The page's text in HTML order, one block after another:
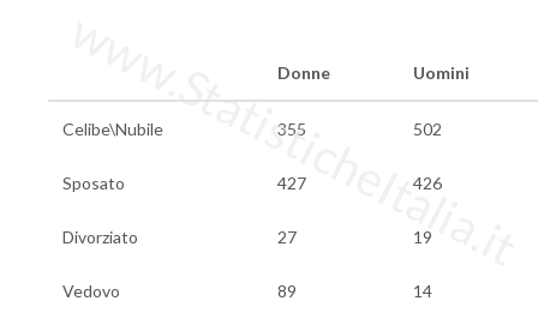
Donne Uomini
Celibe\Nubile 355 502
Sposato 427 426
Divorziato 27 19
Vedovo 89 14
www.StatisticheItalia.it